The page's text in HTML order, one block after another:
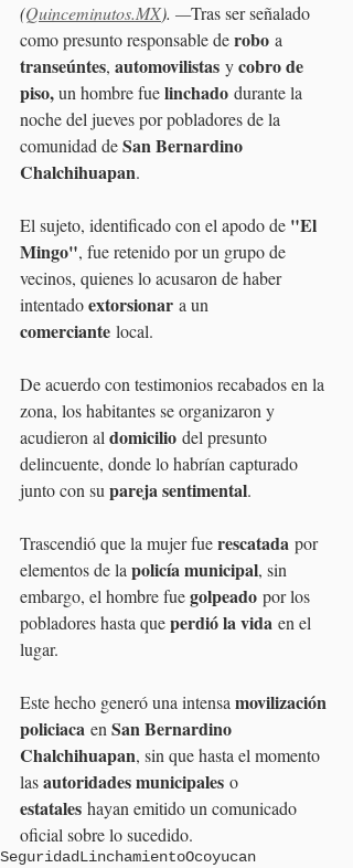
(Quinceminutos.MX). —Tras ser señalado
como presunto responsable de robo a
transeúntes, automovilistas y cobro de
piso, un hombre fue linchado durante la
noche del jueves por pobladores de la
comunidad de San Bernardino
Chalchihuapan.
El sujeto, identificado con el apodo de "El
Mingo", fue retenido por un grupo de
vecinos, quienes lo acusaron de haber
intentado extorsionar a un
comerciante local.
De acuerdo con testimonios recabados en la
zona, los habitantes se organizaron y
acudieron al domicilio del presunto
delincuente, donde lo habrían capturado
junto con su pareja sentimental.
Trascendió que la mujer fue rescatada por
elementos de la policía municipal, sin
embargo, el hombre fue golpeado por los
pobladores hasta que perdió la vida en el
lugar.
Este hecho generó una intensa movilización
policiaca en San Bernardino
Chalchihuapan, sin que hasta el momento
las autoridades municipales o
estatales hayan emitido un comunicado
oficial sobre lo sucedido.
SeguridadLinchamientoOcoyucan